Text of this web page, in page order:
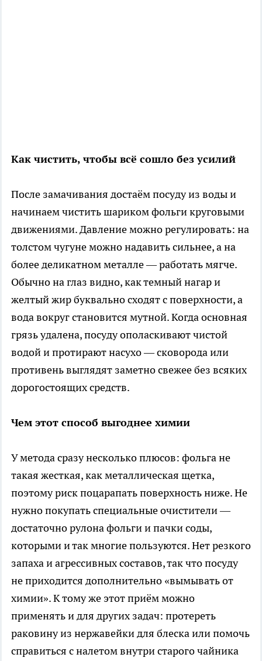
Как чистить, чтобы всё сошло без усилий
После замачивания достаём посуду из воды и
начинаем чистить шариком фольги круговыми
движениями. Давление можно регулировать: на
толстом чугуне можно надавить сильнее, а на
более деликатном металле — работать мягче.
Обычно на глаз видно, как темный нагар и
желтый жир буквально сходят с поверхности, а
вода вокруг становится мутной. Когда основная
грязь удалена, посуду ополаскивают чистой
водой и протирают насухо — сковорода или
противень выглядят заметно свежее без всяких
дорогостоящих средств.
Чем этот способ выгоднее химии
У метода сразу несколько плюсов: фольга не
такая жесткая, как металлическая щетка,
поэтому риск поцарапать поверхность ниже. Не
нужно покупать специальные очистители —
достаточно рулона фольги и пачки соды,
которыми и так многие пользуются. Нет резкого
запаха и агрессивных составов, так что посуду
не приходится дополнительно «вымывать от
химии». К тому же этот приём можно
применять и для других задач: протереть
раковину из нержавейки для блеска или помочь
справиться с налетом внутри старого чайника